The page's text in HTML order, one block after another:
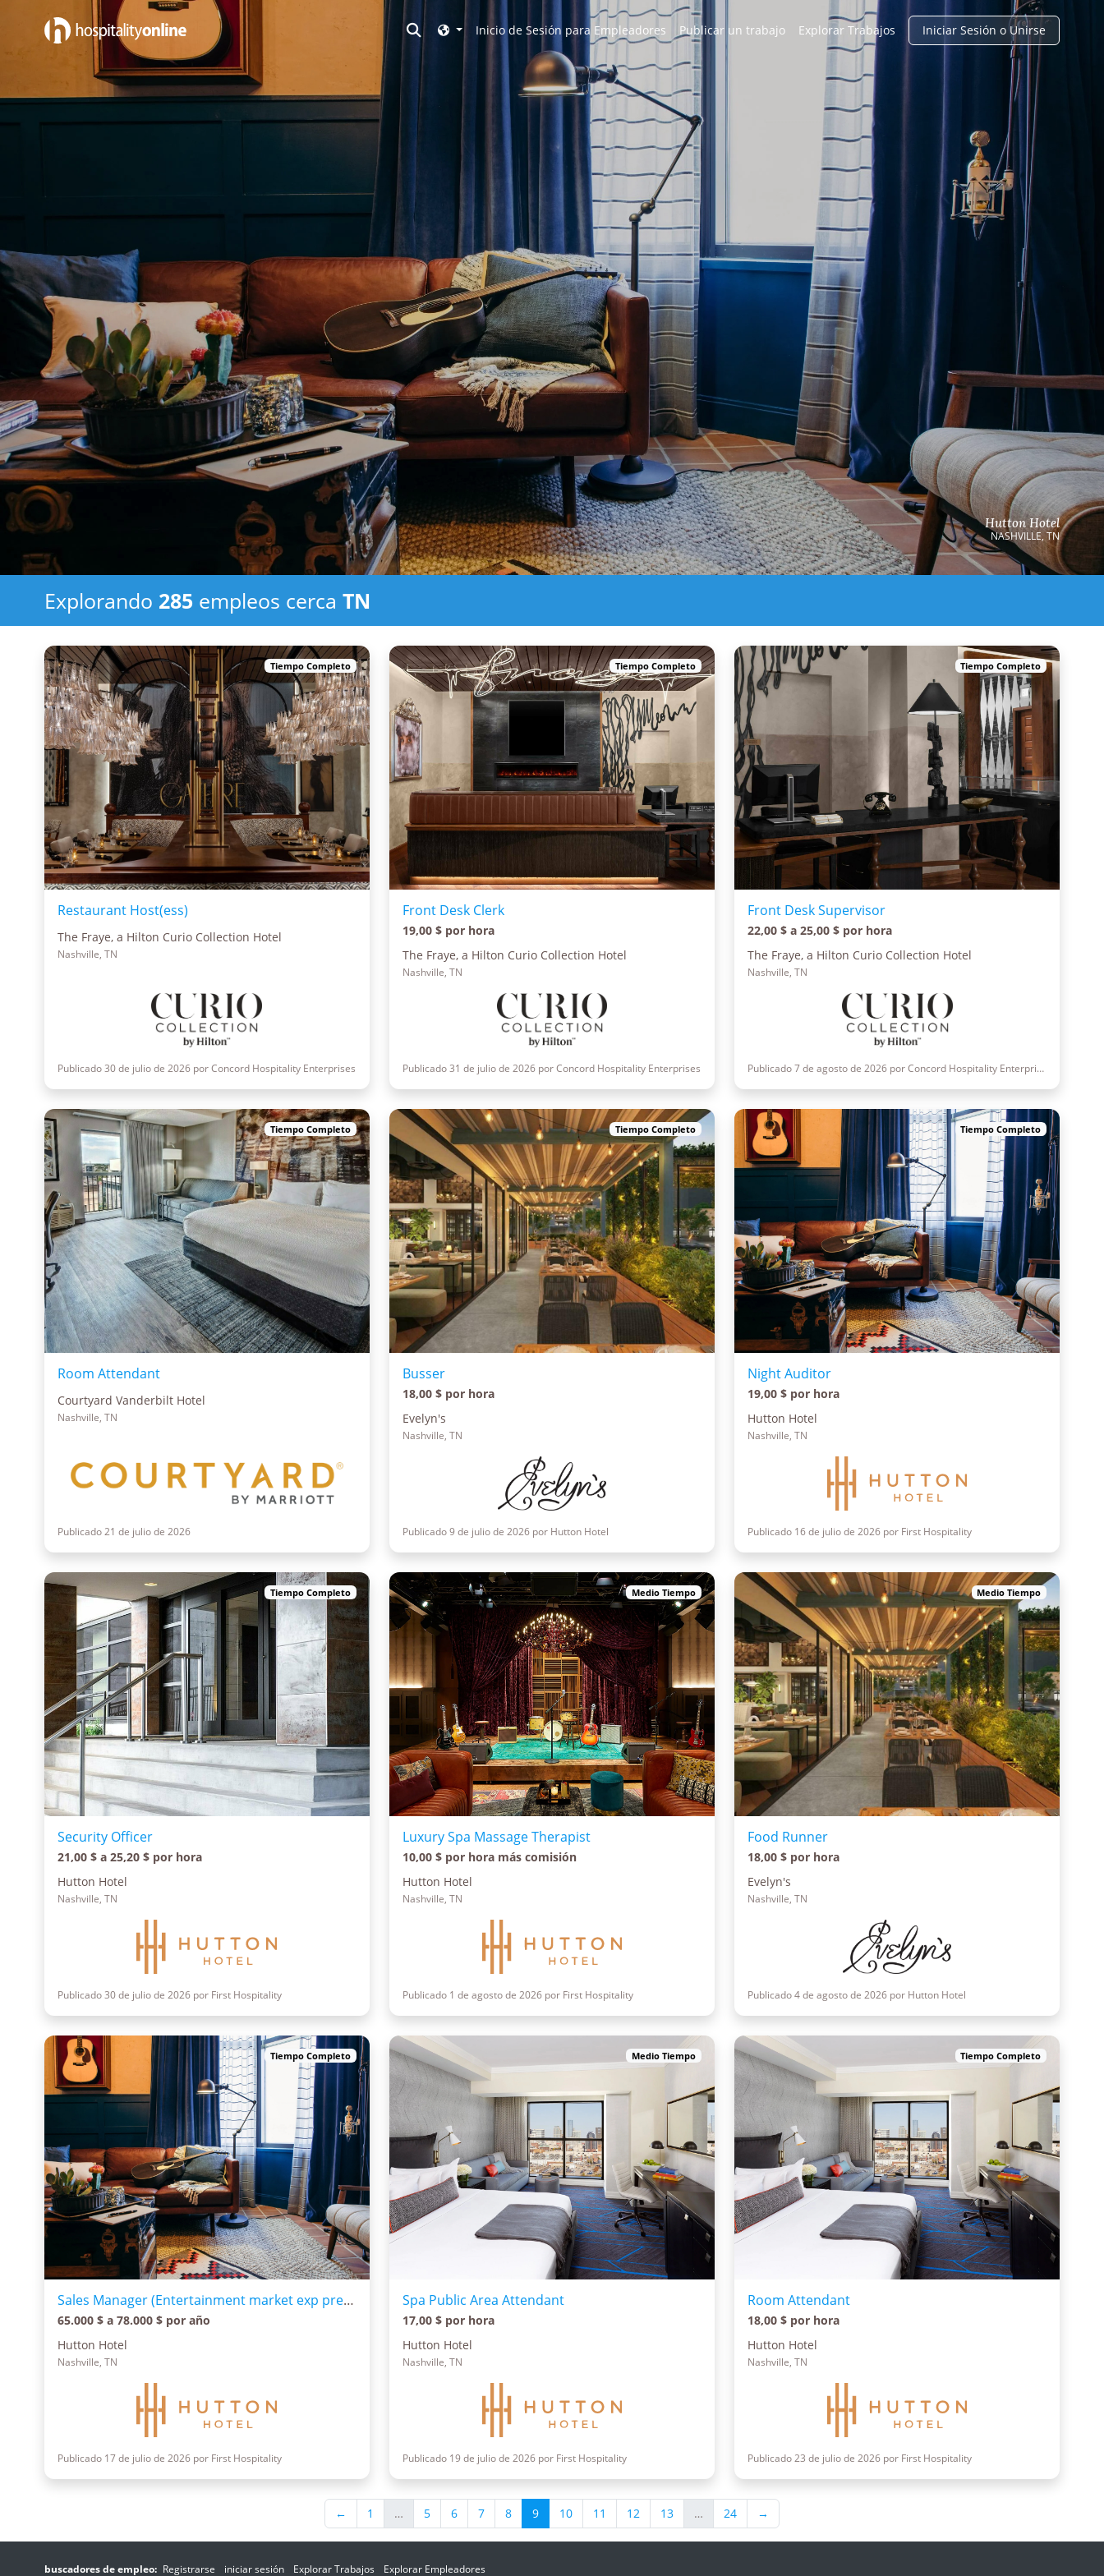
Toggle search
Inicio de Sesión para Empleadores Explorar Trabajos
Publicar un trabajo Iniciar Sesión o Unirse
Hutton Hotel
NASHVILLE, TN
Empleos cerca TN
Explorando 285empleos cerca TN
Tiempo Completo
Restaurant Host(ess)
The Fraye, a Hilton Curio Collection Hotel
Nashville, TN
Publicado 30 de julio de 2026 por Concord Hospitality Enterprises
Tiempo Completo
Front Desk Clerk
19,00 $ por hora
The Fraye, a Hilton Curio Collection Hotel
Nashville, TN
Publicado 31 de julio de 2026 por Concord Hospitality Enterprises
Tiempo Completo
Front Desk Supervisor
22,00 $ a 25,00 $ por hora
The Fraye, a Hilton Curio Collection Hotel
Nashville, TN
Publicado 7 de agosto de 2026 por Concord Hospitality Enterprises
Tiempo Completo
Room Attendant
Courtyard Vanderbilt Hotel
Nashville, TN
Publicado 21 de julio de 2026
Tiempo Completo
Busser
18,00 $ por hora
Evelyn's
Nashville, TN
Publicado 9 de julio de 2026 por Hutton Hotel
Tiempo Completo
Night Auditor
19,00 $ por hora
Hutton Hotel
Nashville, TN
Publicado 16 de julio de 2026 por First Hospitality
Tiempo Completo
Security Officer
21,00 $ a 25,20 $ por hora
Hutton Hotel
Nashville, TN
Publicado 30 de julio de 2026 por First Hospitality
Medio Tiempo
Luxury Spa Massage Therapist
10,00 $ por hora más comisión
Hutton Hotel
Nashville, TN
Publicado 1 de agosto de 2026 por First Hospitality
Medio Tiempo
Food Runner
18,00 $ por hora
Evelyn's
Nashville, TN
Publicado 4 de agosto de 2026 por Hutton Hotel
Tiempo Completo
Sales Manager (Entertainment market exp preferred)
65.000 $ a 78.000 $ por año
Hutton Hotel
Nashville, TN
Publicado 17 de julio de 2026 por First Hospitality
Medio Tiempo
Spa Public Area Attendant
17,00 $ por hora
Hutton Hotel
Nashville, TN
Publicado 19 de julio de 2026 por First Hospitality
Tiempo Completo
Room Attendant
18,00 $ por hora
Hutton Hotel
Nashville, TN
Publicado 23 de julio de 2026 por First Hospitality
← 1 … 5 6 7 8 9 10 11 12 13 … 24 →
buscadores de empleo: Registrarse iniciar sesión Explorar Trabajos Explorar Empleadores